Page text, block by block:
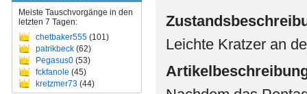
Meiste Tauschvorgänge in den
letzten 7 Tagen:
chetbaker555 (101)
patrikbeck (62)
Pegasus0 (53)
fckfanole (45)
kretzmer73 (44)
Leichte Kratzer an